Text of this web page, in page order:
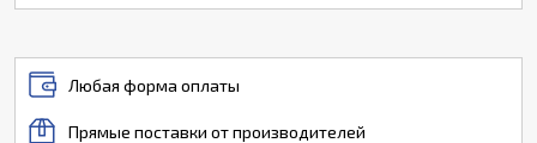
Любая форма оплаты
Прямые поставки от производителей